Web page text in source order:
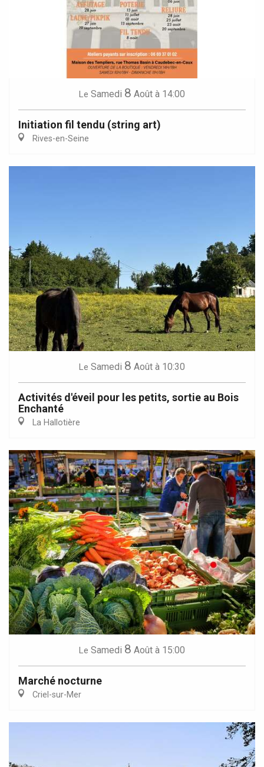
Le Samedi 8 Août à 14:00
Initiation fil tendu (string art)
Rives-en-Seine
Le Samedi 8 Août à 10:30
Activités d'éveil pour les petits, sortie au Bois
Enchanté
La Hallotière
Le Samedi 8 Août à 15:00
Marché nocturne
Criel-sur-Mer